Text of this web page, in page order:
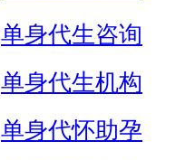
单身代生咨询
单身代生机构
单身代怀助孕